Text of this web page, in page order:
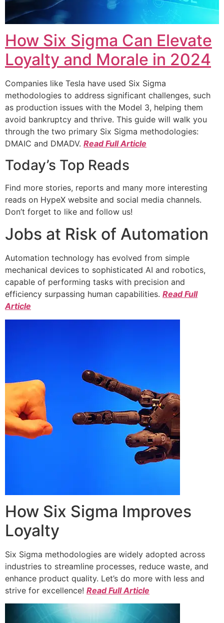
How Six Sigma Can Elevate
Loyalty and Morale in 2024
Companies like Tesla have used Six Sigma
methodologies to address significant challenges, such
as production issues with the Model 3, helping them
avoid bankruptcy and thrive. This guide will walk you
through the two primary Six Sigma methodologies:
DMAIC and DMADV. Read Full Article
Today’s Top Reads
Find more stories, reports and many more interesting
reads on HypeX website and social media channels.
Don’t forget to like and follow us!
Jobs at Risk of Automation
Automation technology has evolved from simple
mechanical devices to sophisticated AI and robotics,
capable of performing tasks with precision and
efficiency surpassing human capabilities. Read Full
Article
How Six Sigma Improves
Loyalty
Six Sigma methodologies are widely adopted across
industries to streamline processes, reduce waste, and
enhance product quality. Let’s do more with less and
strive for excellence! Read Full Article